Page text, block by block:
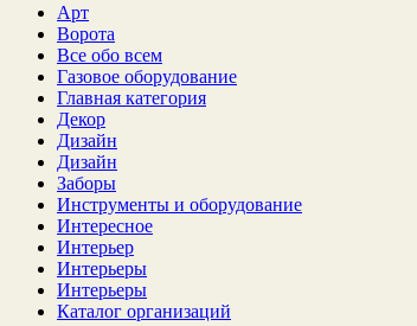
Арт
Ворота
Все обо всем
Газовое оборудование
Главная категория
Декор
Дизайн
Дизайн
Заборы
Инструменты и оборудование
Интересное
Интерьер
Интерьеры
Интерьеры
Каталог организаций